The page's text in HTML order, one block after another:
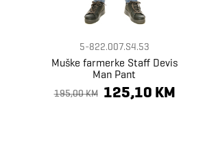
5-822.007.S4.53
Muške farmerke Staff Devis
Man Pant
195,00 KM 125,10 KM